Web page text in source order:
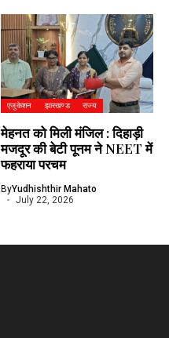
एजुकेशन झारखण्ड राज्य
मेहनत को मिली मंजिल : दिहाड़ी
मजदूर की बेटी पूनम ने NEET में
फहराया परचम
ByYudhishthir Mahato
July 22, 2026